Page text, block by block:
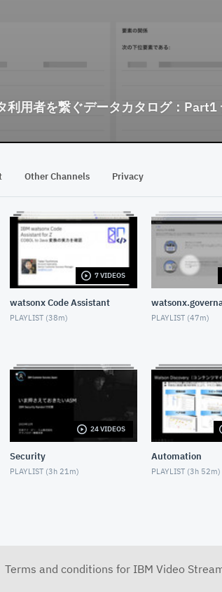
利用者を繋ぐデータカタログ：
Other Channels Privacy
7 VIDEOS
watsonx Code Assistant
PLAYLIST (38m) PLAYLIST (47m)
24 VIDEOS
Security
PLAYLIST (3h 21m)
Automation
PLAYLIST (3h 52m)
Terms and conditions for IBM Video